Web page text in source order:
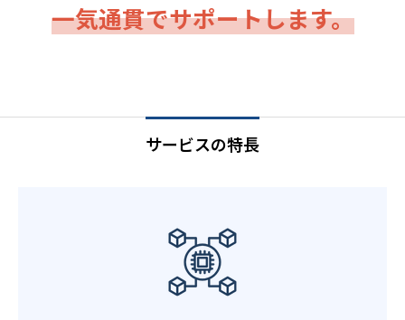
一気通貫でサポートします。
サービスの特長